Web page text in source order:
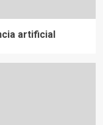
artificial